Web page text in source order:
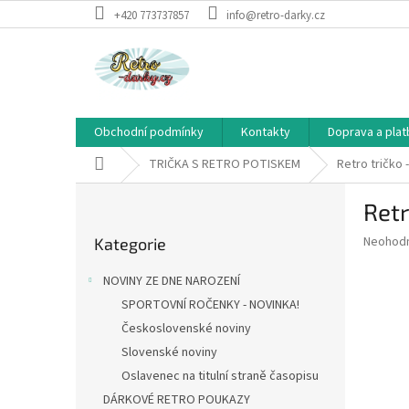
na
+420 773737857 info@retro-darky.cz
Obchodní podmínky Kontakty Doprava a
Domů TRIČKA S RETRO POTISKEM Retro tričko -
kategorie
Kategorie
NOVINY ZE DNE NAROZENÍ
SPORTOVNÍ ROČENKY - NOVINKA!
Československé noviny
Slovenské noviny
Oslavenec na titulní straně časopisu
DÁRKOVÉ RETRO POUKAZY